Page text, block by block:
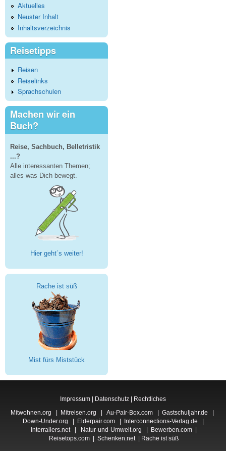
Aktuelles
Neuster Inhalt
Inhaltsverzeichnis
Reisetipps
Reisen
Reiselinks
Sprachschulen
Machen wir ein
Buch?
Reise, Sachbuch, Belletristik
...?
Alle interessanten Themen;
alles was Dich bewegt.
Hier geht´s weiter!
Rache ist süß
Mist fürs Miststück
Impressum Datenschutz
Rechtliches
Mitwohnen.org
Mitreisen.org Au-Pair-Box.com Gastschuljahr.de
Down-Under.org
Elderpair.com| Interconnections-Verlag.de
Interrailers.net| Natur-und-Umwelt.org Bewerben.com
Reisetops.com
Schenken.net| Rache ist süß